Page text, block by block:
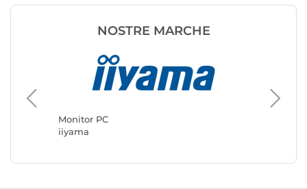
NOSTRE MARCHE
Monitor PC
iiyama
Monitor
ASUS